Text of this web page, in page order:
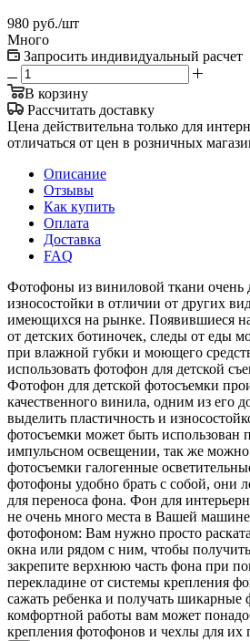
980 руб./шт
Много
Запросить индивидуальный расчет
В корзину
Рассчитать доставку
Цена действительна только для
отличаться от цен в розничных
Описание
Отзывы
Как купить
Оплата
Доставка
FAQ
Фотофоны из виниловой ткани очень
износостойки в отличии от других
имеющихся на рынке. Появившиеся
от детских ботиночек, следы от еды
при влажной губки и моющего
использовать фотофон для детской
Фотофон для детской фотосъемки
качественного винила, одним из его
выделить пластичность и
фотосъемки может быть использован
импульсном освещении, так же можно
фотосъемки галогенные
фотофоны удобно брать с собой, они
для переноса фона. Фон для
не очень много места в Вашей
фотофоном: Вам нужно просто
окна или рядом с ним, чтобы
закрепите верхнюю часть фона при
перекладине от системы крепления
сажать ребенка и получать шикарные
комфортной работы вам может
крепления фотофонов и чехлы для их